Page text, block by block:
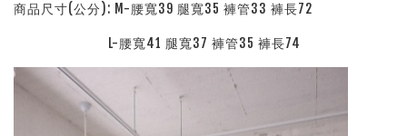
商品尺寸(公分): M-腰寬39 腿寬35 褲管33 褲長72
L-腰寬41 腿寬37 褲管35 褲長74